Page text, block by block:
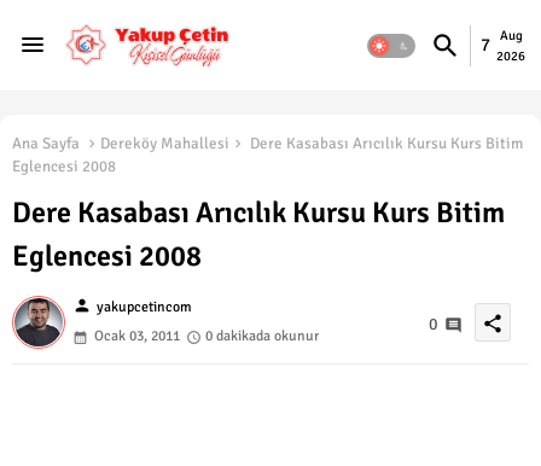
7
Aug
2026
Ana Sayfa Dereköy Mahallesi
Dere Kasabası Arıcılık Kursu Kurs Bitim
Eglencesi 2008
Dere Kasabası Arıcılık Kursu Kurs Bitim
Eglencesi 2008
person yakupcetincom
Ocak 03, 2011
0 dakikada okunur
0 share